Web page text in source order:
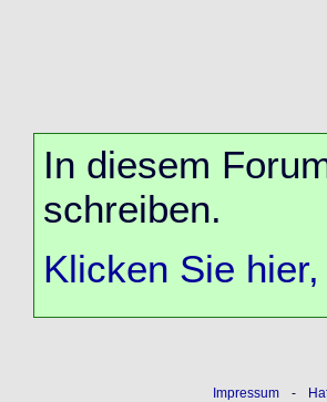
In diesem
schreiben.
Klicken Sie
Impressum -